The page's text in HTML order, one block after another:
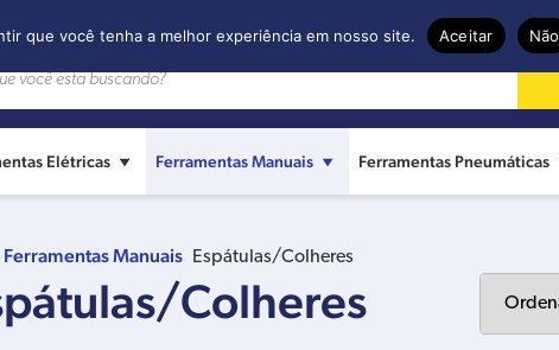
Elétricas Ferramentas Manuais Ferramentas Pneumáticas
Ferramentas Manuais Espátulas/Colheres
Colheres
que você tenha a melhor experiência em nosso site. Aceitar Não